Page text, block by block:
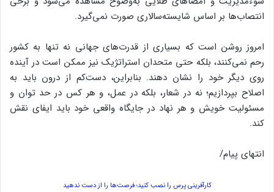
انتصاب‌ها بر اساس شایسته‌سالاری صورت نمی‌گیرد.
امروز روشن است که بسیاری از قدرت‌های جهانی نه تنها به کشور
رحم نمی‌کنند، بلکه حتی متحدان استراتژیک نیز ممکن است در آینده
روی دیگر خود را نشان دهند. بنابراین، دست‌کم از درون باید به
اصلاح بپردازیم؛ نه در شعار، بلکه در عمل، و هر کس در حد توان و
مسئولیت خویش و هر نهاد در جایگاه واقعی خود باید ایفای نقش
کند.
انتهای پیام/
کارآفرینی پرس را نصب کنید؛ فرصت‌ها را از دست ندهید